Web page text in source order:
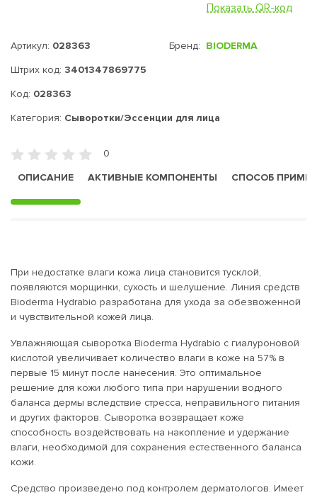
Показать QR-код
Артикул: 028363
Штрих код: 3401347869775
Код: 028363
Бренд: BIODERMA
Категория: Сыворотки/Эссенции для лица
0
ОПИСАНИЕ
АКТИВНЫЕ КОМПОНЕНТЫ СПОСОБ
При недостатке влаги кожа лица становится тусклой,
появляются морщинки, сухость и шелушение. Линия средств
Bioderma Hydrabio разработана для ухода за обезвоженной
и чувствительной кожей лица.
Увлажняющая сыворотка Bioderma Hydrabio с гиалуроновой
кислотой увеличивает количество влаги в коже на 57% в
первые 15 минут после нанесения. Это оптимальное
решение для кожи любого типа при нарушении водного
баланса дермы вследствие стресса, неправильного питания
и других факторов. Сыворотка возвращает коже
способность воздействовать на накопление и удержание
влаги, необходимой для сохранения естественного баланса
кожи.
Средство произведено под контролем дерматологов. Имеет